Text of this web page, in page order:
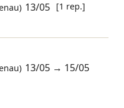
13/05 [1 rep.]
13/05 → 15/05